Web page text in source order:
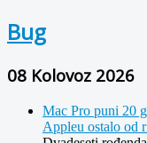
Bug
08 Kolovoz 2026
Mac Pro puni 20
Appleu ostalo od